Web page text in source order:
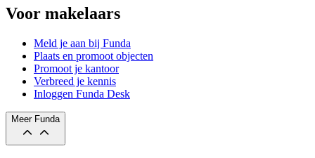
Voor makelaars
Meld je aan bij Funda
Plaats en promoot objecten
Promoot je kantoor
Verbreed je kennis
Inloggen Funda Desk
Meer Funda